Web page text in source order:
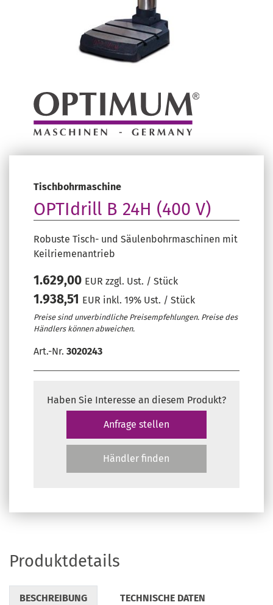
Tischbohrmaschine
OPTIdrill B 24H (400 V)
Robuste Tisch- und Säulenbohrmaschinen mit
Keilriemenantrieb
1.629,00 EUR zzgl. Ust. / Stück
1.938,51 EUR inkl. 19% Ust. / Stück
Preise sind unverbindliche Preisempfehlungen. Preise des
Händlers können abweichen.
Art.-Nr. 3020243
Haben Sie Interesse an diesem Produkt?
Anfrage stellen
Händler finden
Produktdetails
BESCHREIBUNG TECHNISCHE DATEN